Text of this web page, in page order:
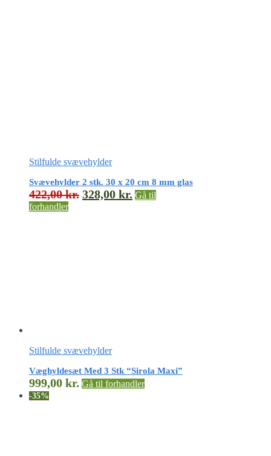
Stilfulde svævehylder
Svævehylder 2 stk. 30 x 20 cm 8 mm glas
422,00kr. 328,00 kr. Gå til
forhandler
Stilfulde svævehylder
Væghyldesæt Med 3 Stk “Sirola Maxi”
999,00 kr. Gå til forhandler
-35%